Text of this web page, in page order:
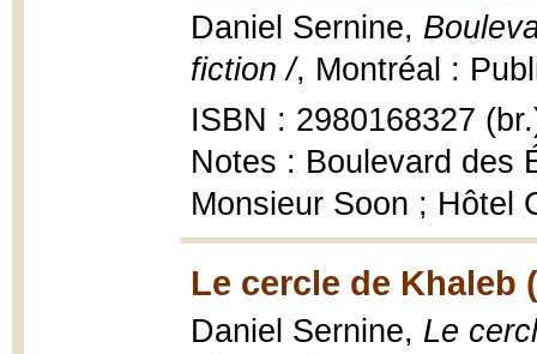
Daniel Sernine,
fiction /, Montréal :
ISBN : 2980168327
Notes : Boulevard des
Monsieur Soon ; Hôtel
Le cercle de Khaleb
Daniel Sernine, Le